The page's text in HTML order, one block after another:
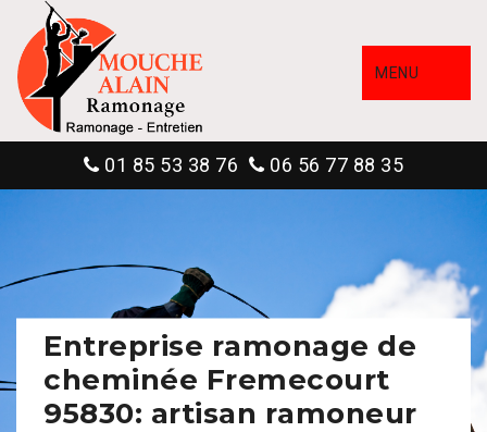
MENU
01 85 53 38 76 06 56 77 88 35
Entreprise ramonage de
cheminée Fremecourt
95830: artisan ramoneur